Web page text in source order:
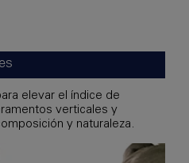
elevar el índice de
verticales y
y naturaleza.